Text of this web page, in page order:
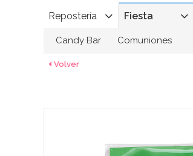
Repostería Fiesta
Candy Bar Comuniones
Volver